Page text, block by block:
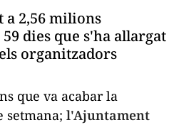
a 2,56 milions
dies que s'ha allargat
organitzadors
que va acabar la
setmana; l'Ajuntament